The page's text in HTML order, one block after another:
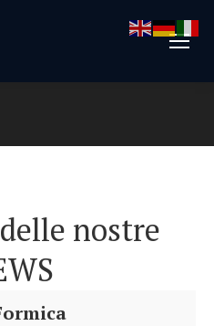
nostre